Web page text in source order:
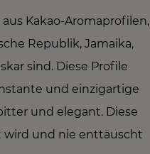
Kakao-Aromaprofilen,
Republik, Jamaika,
sind. Diese Profile
und einzigartige
und elegant. Diese
wird und nie enttäuscht